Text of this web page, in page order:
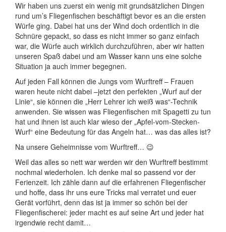
Wir haben uns zuerst ein wenig mit grundsätzlichen Dingen
rund um’s Fliegenfischen beschäftigt bevor es an die ersten
Würfe ging. Dabei hat uns der Wind doch ordentlich in die
Schnüre gepackt, so dass es nicht immer so ganz einfach
war, die Würfe auch wirklich durchzuführen, aber wir hatten
unseren Spaß dabei und am Wasser kann uns eine solche
Situation ja auch immer begegnen.
Auf jeden Fall können die Jungs vom Wurftreff – Frauen
waren heute nicht dabei –jetzt den perfekten „Wurf auf der
Linie“, sie können die „Herr Lehrer ich weiß was“-Technik
anwenden. Sie wissen was Fliegenfischen mit Spagetti zu tun
hat und ihnen ist auch klar wieso der „Apfel-vom-Stecken-
Wurf“ eine Bedeutung für das Angeln hat… was das alles ist?
Na unsere Geheimnisse vom Wurftreff… 😉
Weil das alles so nett war werden wir den Wurftreff bestimmt
nochmal wiederholen. Ich denke mal so passend vor der
Ferienzeit. Ich zähle dann auf die erfahrenen Fliegenfischer
und hoffe, dass ihr uns eure Tricks mal verratet und euer
Gerät vorführt, denn das ist ja immer so schön bei der
Fliegenfischerei: jeder macht es auf seine Art und jeder hat
irgendwie recht damit…